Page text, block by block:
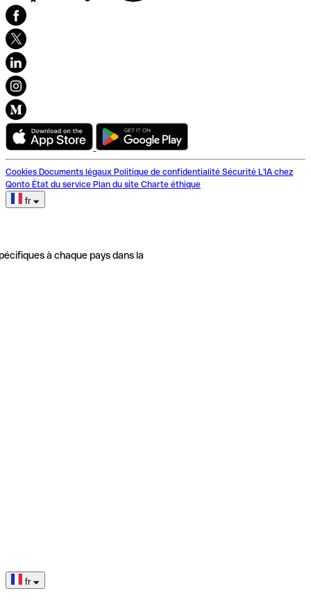
Cookies Documents légaux Politique de confidentialité Sécurité L'IA chez
Qonto État du service Plan du site Charte éthique
fr
à chaque pays dans la
fr